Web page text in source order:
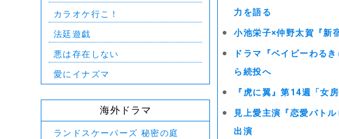
力を語る
小池栄子×仲野太賀『新
ドラマ『ベイビーわる
ら続投へ
『虎に翼』第14週「女
見上愛主演『恋愛バト
出演
カラオケ行こ！
法廷遊戯
悪は存在しない
愛にイナズマ
海外ドラマ
ランドスケーパーズ 秘密の庭